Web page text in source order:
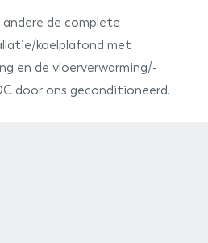
bij
de complete
koelplafond met
en de vloerverwarming/-
door ons geconditioneerd.